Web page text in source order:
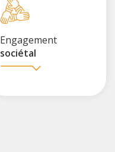
Engagement
sociétal